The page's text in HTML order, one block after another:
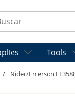
Tools
/ Nidec/Emerson